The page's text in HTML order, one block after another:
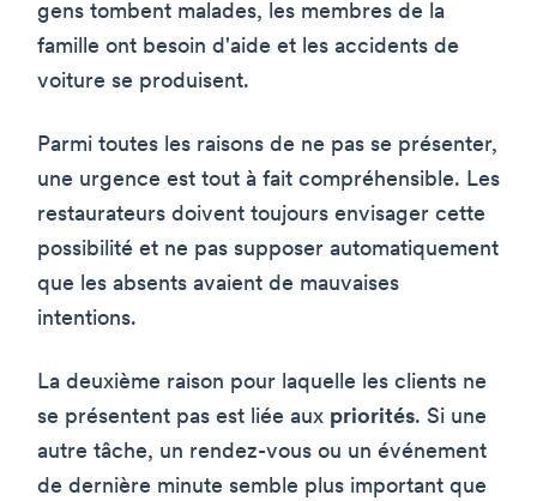
gens tombent malades, les membres de la
famille ont besoin d'aide et les accidents de
voiture se produisent.
Parmi toutes les raisons de ne pas se présenter,
une urgence est tout à fait compréhensible. Les
restaurateurs doivent toujours envisager cette
possibilité et ne pas supposer automatiquement
que les absents avaient de mauvaises
intentions.
La deuxième raison pour laquelle les clients ne
se présentent pas est liée aux priorités. Si une
autre tâche, un rendez-vous ou un événement
de dernière minute semble plus important que